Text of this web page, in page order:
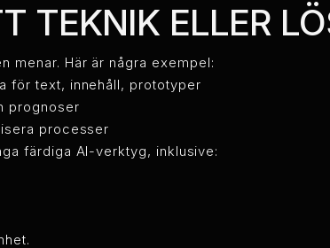
TEKNIK ELLER
menar. Här är några exempel:
för text, innehåll, prototyper
prognoser
processer
färdiga AI-verktyg, inklusive: